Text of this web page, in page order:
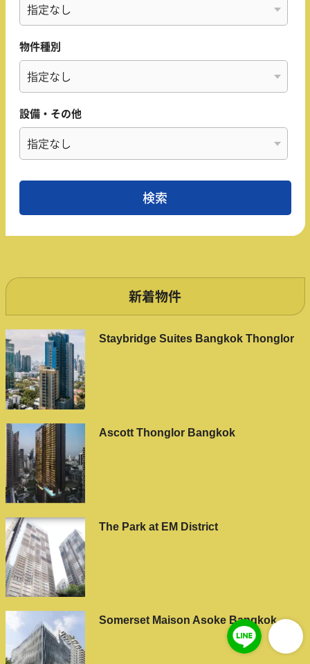
物件種別
設備・その他
新着物件
Staybridge Suites Bangkok Thonglor
Ascott Thonglor Bangkok
The Park at EM District
Somerset Maison Asoke Bangkok